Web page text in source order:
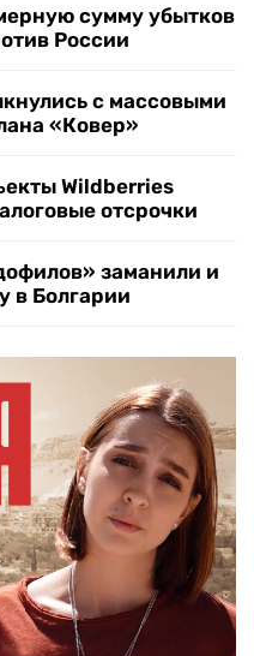
сумму убытков
России
с массовыми
«Ковер»
Wildberries
отсрочки
заманили и
в Болгарии